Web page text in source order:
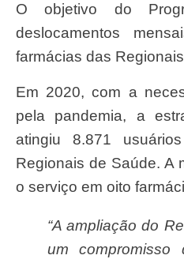
O objetivo do Programa é reduzir os
deslocamentos
farmácias das
Em 2020, com a necessidade de isolamento
pela pandemia, a
atingiu 8.871
Regionais de Saúde. A
o serviço em oito
“A ampliação do Remédio em Casa é
um compromisso